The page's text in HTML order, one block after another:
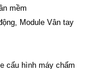
mềm
Module Vân tay
cấu hình máy chấm